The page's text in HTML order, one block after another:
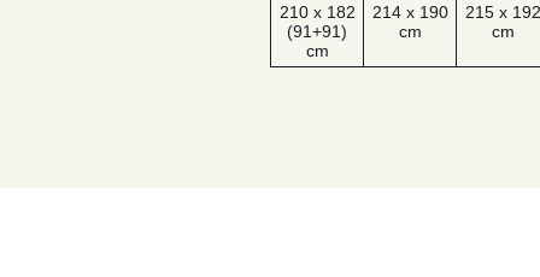
210 x 182
(91+91)
cm
214 x 190
cm
215 x
cm